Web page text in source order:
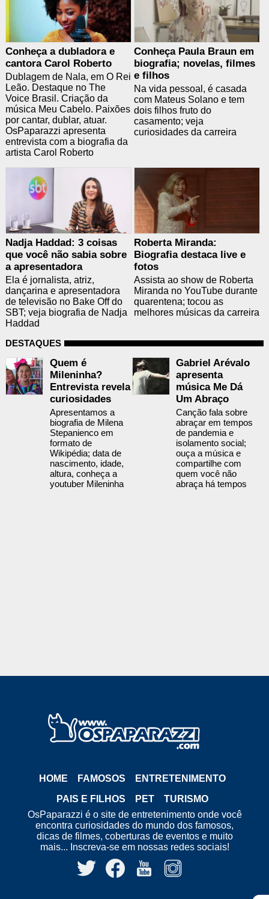
Conheça a dubladora e
cantora Carol Roberto
Dublagem de Nala, em O Rei
Leão. Destaque no The
Voice Brasil. Criação da
música Meu Cabelo. Paixões
por cantar, dublar, atuar.
OsPaparazzi apresenta
entrevista com a biografia da
artista Carol Roberto
Conheça Paula Braun em
biografia; novelas, filmes
e filhos
Na vida pessoal, é casada
com Mateus Solano e tem
dois filhos fruto do
casamento; veja
curiosidades da carreira
Nadja Haddad: 3 coisas
que você não sabia sobre
a apresentadora
Ela é jornalista, atriz,
dançarina e apresentadora
de televisão no Bake Off do
SBT; veja biografia de Nadja
Haddad
Roberta Miranda:
Biografia destaca live e
fotos
Assista ao show de Roberta
Miranda no YouTube durante
quarentena; tocou as
melhores músicas da carreira
DESTAQUES
Quem é
Mileninha?
Entrevista revela
curiosidades
Apresentamos a
biografia de Milena
Stepanienco em
formato de
Wikipédia; data de
nascimento, idade,
altura, conheça a
youtuber Mileninha
Gabriel Arévalo
apresenta
música Me Dá
Um Abraço
Canção fala sobre
abraçar em tempos
de pandemia e
isolamento social;
ouça a música e
compartilhe com
quem você não
abraça há tempos
HOME FAMOSOS
ENTRETENIMENTO
PAIS E FILHOS
PET
TURISMO
OsPaparazzi é o site de entretenimento onde você
encontra curiosidades do mundo dos famosos,
dicas de filmes, coberturas de eventos e muito
mais... Inscreva-se em nossas redes sociais!